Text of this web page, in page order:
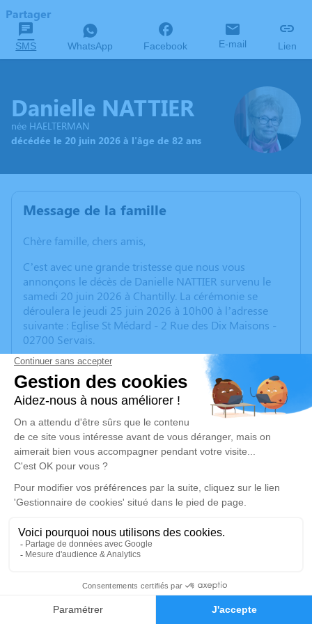
Faire-part Hommages
Partager
SMS WhatsApp Facebook E-mail Lien
Danielle NATTIER
née HAELTERMAN
décédée le 20 juin 2026 à l'âge de 82 ans
Message de la famille
Chère famille, chers amis,
C’est avec une grande tristesse que nous vous
annonçons le décès de Danielle NATTIER survenu le
samedi 20 juin 2026 à Chantilly. La cérémonie se
déroulera le jeudi 25 juin 2026 à 10h00 à l’adresse
suivante : Eglise St Médard - 2 Rue des Dix Maisons -
02700 Servais.
Pour partager quelques souvenirs, nous vous
proposons de vous retrouver autour d'un verre et de
quelques douceurs à la salle des fêtes de Servais. Ce
sera une belle façon de nous soutenir mutuellement en
toute simplicité.
Nous vous invitons à utiliser cet espace pour laisser
vos condoléances, partager des photos souvenirs, une
poèmes ou des textes. Cet endroit est un lieu
d'expression dédié à honorer la mémoire de Danielle
Un service de plantation d’arbre hommage est
Je rends hommage